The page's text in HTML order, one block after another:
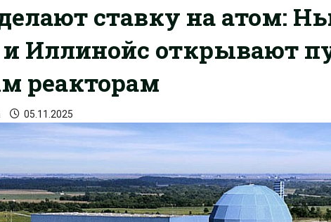
ставку на атом:
Иллинойс открывают
реакторам
05.11.2025